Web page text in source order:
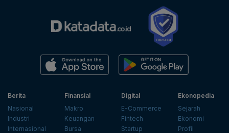
Berita
Nasional
Industri
Internasional
Finansial
Makro
Keuangan
Bursa
Digital
E-Commerce
Fintech
Startup
Ekonopedia
Sejarah
Ekonomi
Profil